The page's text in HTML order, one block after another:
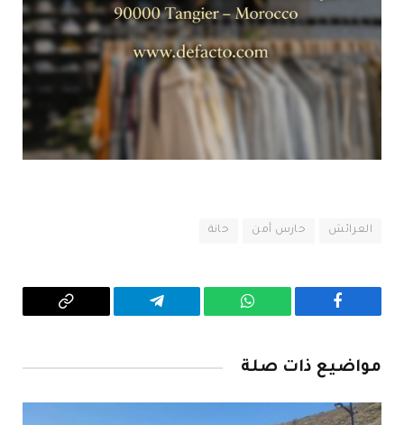
العرائش حارس أمن حانة
فيسبوك واتساب تيلقرام
Copy
مواضيع ذات صلة